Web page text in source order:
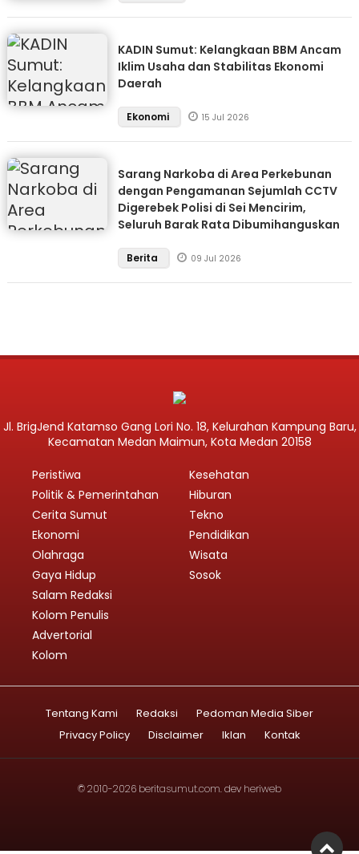
KADIN Sumut: Kelangkaan BBM Ancam
Iklim Usaha dan Stabilitas Ekonomi
Daerah
Ekonomi 15 Jul 2026
Sarang Narkoba di Area Perkebunan
dengan Pengamanan Sejumlah CCTV
Digerebek Polisi di Sei Mencirim,
Seluruh Barak Rata Dibumihanguskan
Berita 09 Jul 2026
Jl. BrigJend Katamso Gang Lori No. 18, Kelurahan Kampung Baru,
Kecamatan Medan Maimun, Kota Medan 20158
Peristiwa
Politik & Pemerintahan
Cerita Sumut
Ekonomi
Olahraga
Gaya Hidup
Kesehatan
Hiburan
Tekno
Pendidikan
Wisata
Sosok
Salam Redaksi
Kolom Penulis
Advertorial
Kolom
Tentang Kami Redaksi
Pedoman Media Siber
Privacy Policy
Disclaimer Iklan Kontak
© 2010-2026 beritasumut.com. dev heriweb